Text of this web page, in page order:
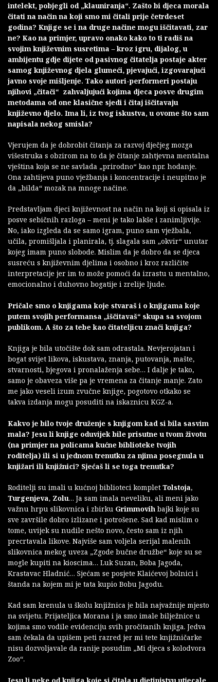
intelekt, pobjegli od „klauniranja“. Zašto bi djeca morala
čitati na način na koji smo mi čitali prije četrdeset
godina? Knjige se i na druge načine mogu iščitavati, zar
ne? Kao na primjer, upravo onako kako to ti radiš na
svojim književnim susretima – kroz igru, dijalog, u
ambijentu gdje dijete od pasivnog čitatelja postaje akter
samog književnog djela glumeći, pjevajući, izgovarajući
javno svoje mišljenje. Tako autori-performeri postaju
njihovi „čitači“ zahvaljujući kojima djeca posve drugim
metodama od one klasične sjedi i čitaj iščitavaju
književno djelo. Ima li, iz tvog iskustva, u ovome što sam
napisala nekog smisla?
Vjerujem da je dobrobit čitanja za razvoj dječjeg mozga
višestruka s obzirom na to da je čitanje zahtjevna mentalna
vještina koja se ne savlada „prirodno“ kao npr. hodanje.
Ona zahtijeva puno vježbanja i koncentracije i neupitno je
da „bilda“ mozak na mnoge načine.
Predstavljam djeci književnost na način na koji si opisala iz
posve sebičnih razloga – meni je tako lakše i zanimljivije.
No, iako izgleda da se samo igram, puno sam vježbala,
učila, promišljala i planirala, tj. slagala sam „okvir“ unutar
kojeg imam puno slobode. Mislim da je dobro da se djeca
susreću s književnim djelima i osobno i kroz različite
interpretacije jer im to može pomoći da izrastu u mentalno,
emocionalno i duhovno bogatije i zrelije ljude.
Pričale smo o knjigama koje stvaraš i o knjigama koje
putem svojih performansa „iščitavaš“ skupa sa svojom
publikom. A što za tebe kao čitateljicu znači knjiga?
Knjiga je bila utočište dok sam odrastala. Nevjerojatan i
bogat svijet likova, iskustava, znanja, putovanja, mašte,
stvarnosti, bjegova i pronalaženja sebe… I dalje je tako,
samo je obaveza više pa je vremena za čitanje manje. Zato
me jako veseli izum zvučne knjige, pogotovo otkako se
takva izdanja mogu posuditi na iskaznicu KGZ-a.
Kakvo je bilo tvoje druženje s knjigom kad si bila sasvim
mala? Jesu li knjige oduvijek bile prisutne u tvom životu
(na primjer na policama kućne biblioteke tvojih
roditelja) ili si u jednom trenutku za njima posegnula u
knjižari ili knjižnici? Sjećaš li se toga trenutka?
Roditelji su imali u kućnoj biblioteci komplet Tolstoja,
Turgenjeva, Zolu… Ja sam imala neveliku, ali meni jako
važnu hrpu slikovnica i zbirku Grimmovih bajki koje su
sve završile dobro izlizane i potrošene. Sad kad mislim o
tome, uvijek su nudile nešto novo, često sam iz njih
precrtavala likove. Najviše sam voljela serijal malenih
slikovnica mekog uveza „Zgode bučne družbe“ koje su se
mogle kupiti na kioscima… Luk Suzan, Boba Jagoda,
Krastavac Hladnić… Sjećam se posjete Klaićevoj bolnici i
štanda na kojem mi je tata kupio Bobu Jagodu.
Kad sam krenula u školu knjižnica je bila najvažnije mjesto
na svijetu. Prijateljica Morana i ja smo imale bilježnice u
kojima smo vodile evidenciju svih pročitanih knjiga. Jedva
sam čekala da upišem peti razred jer mi tete knjižničarke
nisu dozvoljavale da ranije posudim „Mi djeca s kolodvora
Zoo“.
Jesu li neke od knjiga koje si čitala u djetinjstvu utjecale